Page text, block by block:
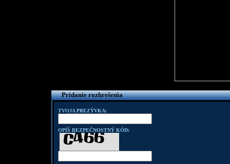
Pridanie rozhrešenia
TVOJA PREZÝVKA:
OPÍŠ BEZPEČNOSTNÝ KÓD: